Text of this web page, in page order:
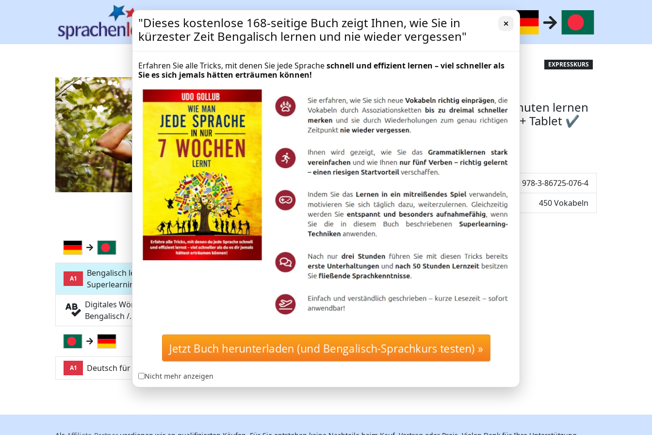
EXPRESSKURS
Bengalisch lernen mit Superlearning-
Technologie
Bengalischkurs sofort starten und testen ✔ 17 Minuten lernen
am Tag ✔ Bengalisch lernen auf PC + Smartphone + Tablet ✔
Superlearning ✔ Schnell und effizient lernen
NUR 29.95 €
Mehr Informationen
ISBN: 978-3-86725-076-4
450 Vokabeln
A1
Bengalisch lernen mit
Superlearning-Technologie
Digitales Wörterbuch Deutsch-
Bengalisch /…
A1 Deutsch für Bengalen lernen mit…
"Dieses kostenlose 168-seitige Buch zeigt Ihnen, wie Sie in
kürzester Zeit Bengalisch lernen und nie wieder vergessen"
✕
Erfahren Sie alle Tricks, mit denen Sie jede Spracheschnell und effizient lernen – viel schneller als
Sie es sich jemals hätten erträumen können!
Jetzt Buch herunterladen (und Bengalisch-Sprachkurs testen) »
Nicht mehr anzeigen